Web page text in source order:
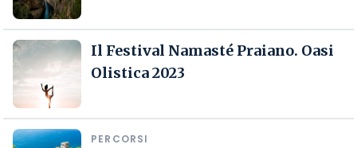
Il Festival Namasté Praiano. Oasi
Olistica 2023
PERCORSI